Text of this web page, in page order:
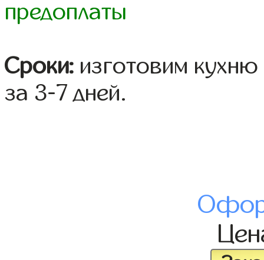
предоплаты
Сроки: изготовим
за 3-7 дней.